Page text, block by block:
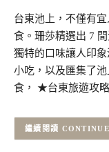
台東池上，不僅有
食。珊莎精選出 7
獨特的口味讓人印
小吃，以及匯集了
食， ★台東旅遊攻